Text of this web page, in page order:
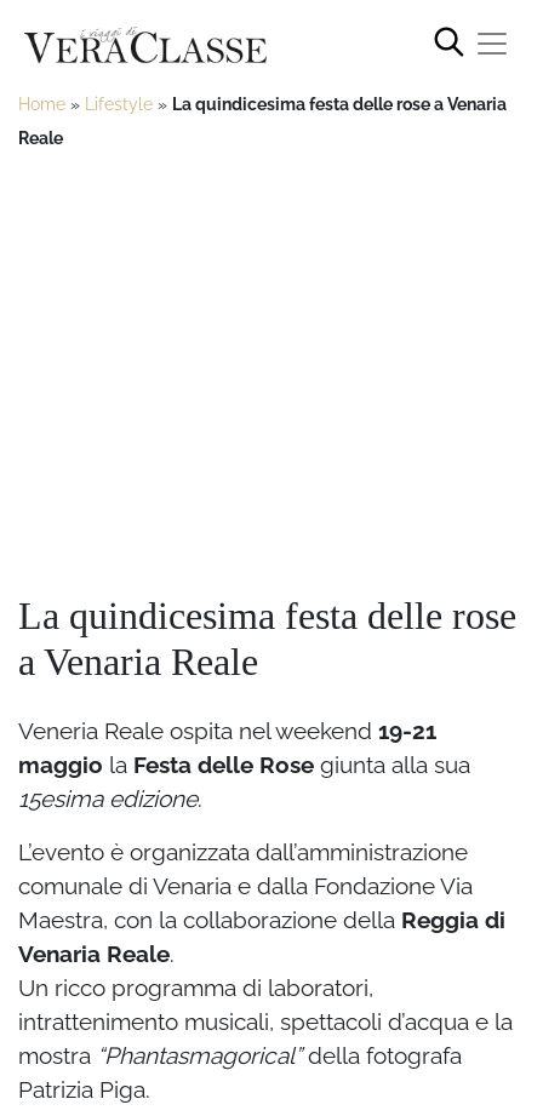
Home » Lifestyle » La quindicesima festa delle rose a Venaria
Reale
La quindicesima festa delle rose
a Venaria Reale
Veneria Reale ospita nel weekend 19-21
maggio la Festa delle Rose giunta alla sua
15esima edizione.
L’evento è organizzata dall’amministrazione
comunale di Venaria e dalla Fondazione Via
Maestra, con la collaborazione della Reggia di
Venaria Reale.
Un ricco programma di laboratori,
intrattenimento musicali, spettacoli d’acqua e la
mostra “Phantasmagorical”della fotografa
Patrizia Piga.